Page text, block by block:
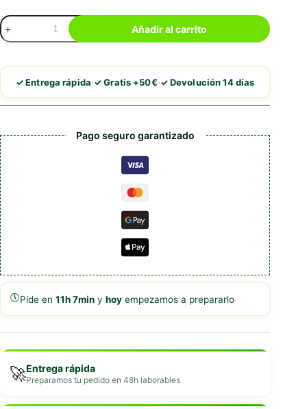
Schesir
Filetes
De
Con
Jamón
En
Añadir al carrito
✓ Entrega rápida·✓ Gratis +50€·✓ Devolución 14 días
Pago seguro garantizado
🕔Pide en 11h 7min y hoy empezamos a prepararlo
🚀Entrega rápida
Preparamos tu pedido en 48h laborables